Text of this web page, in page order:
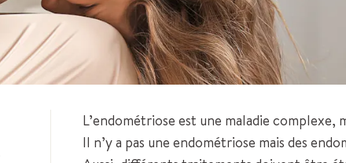
L’endométriose est une maladie
Il n’y a pas une endométriose mais des